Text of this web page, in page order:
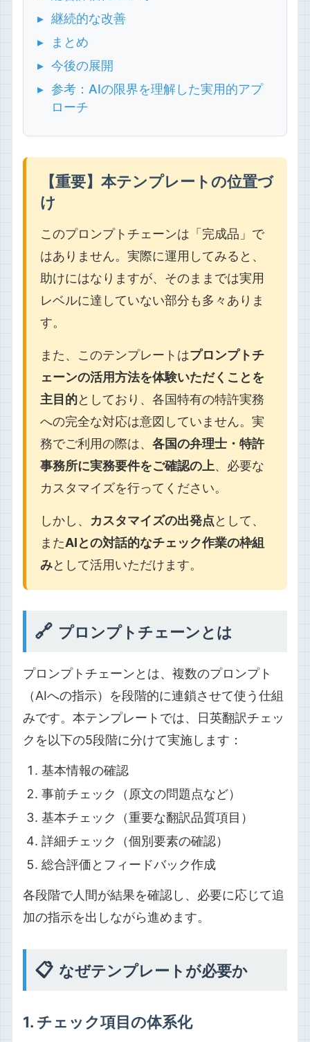
継続的な改善
まとめ
今後の展開
参考：AIの限界を理解した実用的アプ
ローチ
【重要】本テンプレートの位置づ
け
このプロンプトチェーンは「完成品」で
はありません。実際に運用してみると、
助けにはなりますが、そのままでは実用
レベルに達していない部分も多々ありま
す。
また、このテンプレートはプロンプトチ
ェーンの活用方法を体験いただくことを
主目的としており、各国特有の特許実務
への完全な対応は意図していません。実
務でご利用の際は、 各国の弁理士・特許
事務所に実務要件をご確認の上、必要な
カスタマイズを行ってください。
しかし、 カスタマイズの出発点として、
またAIとの対話的なチェック作業の枠組
みとして活用いただけます。
🔗 プロンプトチェーンとは
プロンプトチェーンとは、複数のプロンプト
（AIへの指示）を段階的に連鎖させて使う仕組
みです。本テンプレートでは、日英翻訳チェッ
クを以下の5段階に分けて実施します：
基本情報の確認
事前チェック（原文の問題点など）
基本チェック（重要な翻訳品質項目）
詳細チェック（個別要素の確認）
総合評価とフィードバック作成
各段階で人間が結果を確認し、必要に応じて追
加の指示を出しながら進めます。
📋 なぜテンプレートが必要か
1. チェック項目の体系化